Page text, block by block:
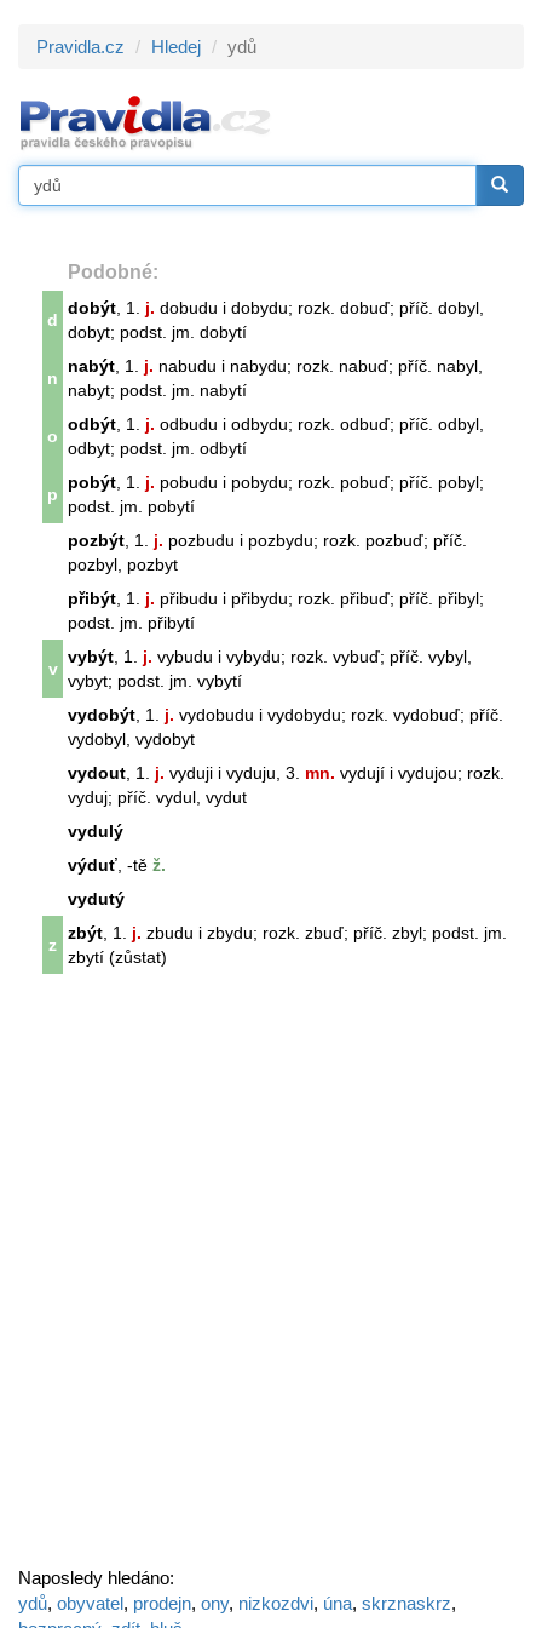
Pravidla.cz Hledej ydů
Podobné:
d
dobýt , 1. j. dobudu i dobydu; rozk. dobuď; příč. dobyl,
dobyt; podst. jm. dobytí
n
nabýt , 1. j. nabudu i nabydu; rozk. nabuď; příč. nabyl,
nabyt; podst. jm. nabytí
o
odbýt , 1. j. odbudu i odbydu; rozk. odbuď; příč. odbyl,
odbyt; podst. jm. odbytí
p
pobýt , 1. j. pobudu i pobydu; rozk. pobuď; příč. pobyl;
podst. jm. pobytí
pozbýt , 1. j. pozbudu i pozbydu; rozk. pozbuď; příč.
pozbyl, pozbyt
přibýt , 1. j. přibudu i přibydu; rozk. přibuď; příč. přibyl;
podst. jm. přibytí
v
vybýt , 1. j. vybudu i vybydu; rozk. vybuď; příč. vybyl,
vybyt; podst. jm. vybytí
vydobýt , 1. j. vydobudu i vydobydu; rozk. vydobuď; příč.
vydobyl, vydobyt
vydout , 1. j. vyduji i vyduju, 3. mn. vydují i vydujou; rozk.
vyduj; příč. vydul, vydut
vydulý
výduť , -tě ž.
vydutý
z
zbýt , 1. j. zbudu i zbydu; rozk. zbuď; příč. zbyl; podst. jm.
zbytí (zůstat)
Naposledy hledáno:
ydů, obyvatel, prodejn, ony, nizkozdvi, úna, skrznaskrz,